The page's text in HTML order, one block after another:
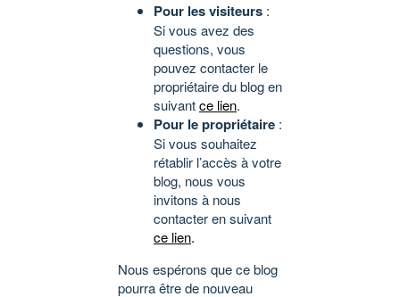
Pour les visiteurs :
Si vous avez des
questions, vous
pouvez contacter le
propriétaire du blog en
suivantce lien.
Pour le propriétaire :
Si vous souhaitez
rétablir l’accès à votre
blog, nous vous
invitons à nous
contacter en suivant
ce lien.
Nous espérons que ce blog
pourra être de nouveau